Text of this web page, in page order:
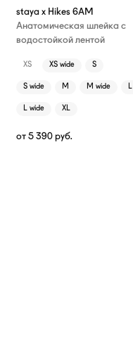
staya x Hikes 6AM
Анатомическая шлейка с
водостойкой лентой
XS XS wide S
S wide M M wide L
L wide XL
от 5 390 руб.